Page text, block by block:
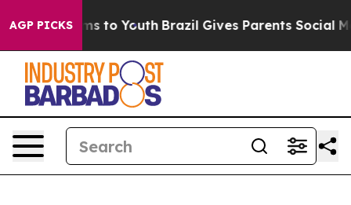
AGP PICKS
Harms to Youth Brazil Gives Parents Social